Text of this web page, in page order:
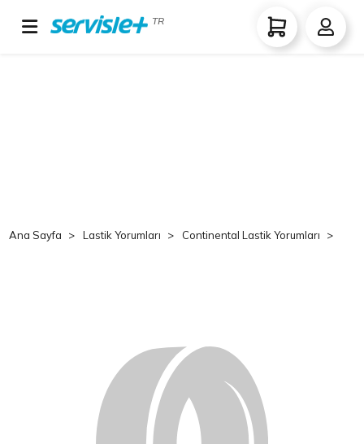
TR
Ana Sayfa Lastik Yorumları Continental Lastik Yorumları